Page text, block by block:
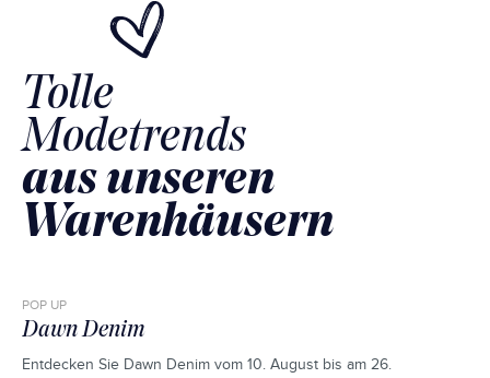
Tolle
Modetrends
aus unseren
Warenhäusern
POP UP
Dawn Denim
Entdecken Sie Dawn Denim vom 10. August bis am 26.